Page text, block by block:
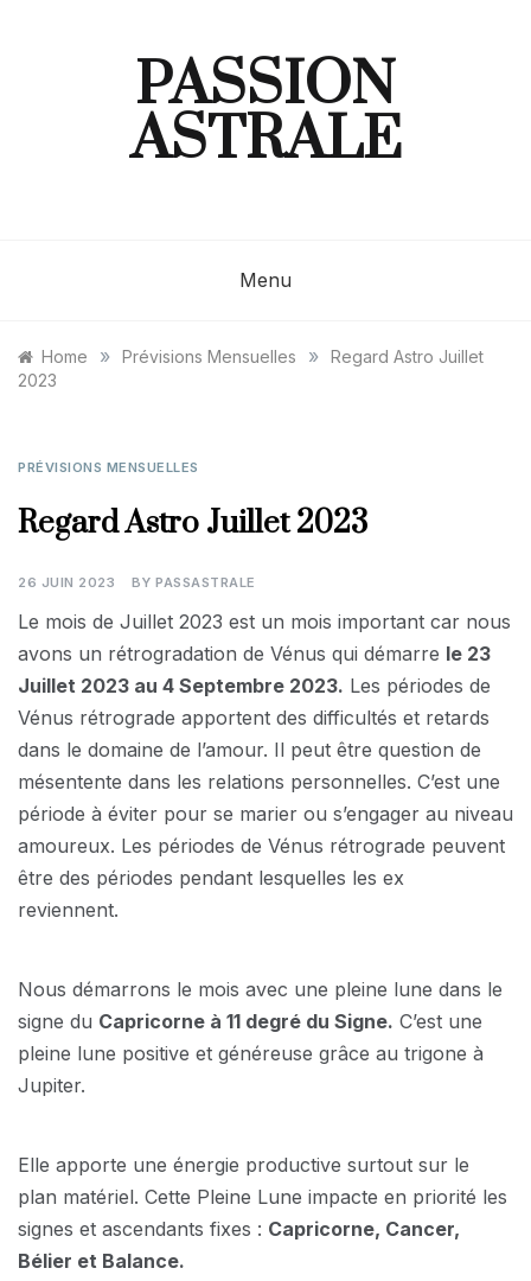
PASSION
ASTRALE
Menu
Home » Prévisions Mensuelles »
Regard Astro Juillet
2023
PRÉVISIONS MENSUELLES
Regard Astro Juillet 2023
26 JUIN 2023 BY PASSASTRALE
Le mois de Juillet 2023 est un mois important car nous
avons un rétrogradation de Vénus qui démarre le 23
Juillet 2023 au 4 Septembre 2023. Les périodes de
Vénus rétrograde apportent des difficultés et retards
dans le domaine de l’amour. Il peut être question de
mésentente dans les relations personnelles. C’est une
période à éviter pour se marier ou s’engager au niveau
amoureux. Les périodes de Vénus rétrograde peuvent
être des périodes pendant lesquelles les ex
reviennent.
Nous démarrons le mois avec une pleine lune dans le
signe du Capricorne à 11 degré du Signe. C’est une
pleine lune positive et généreuse grâce au trigone à
Jupiter.
Elle apporte une énergie productive surtout sur le
plan matériel. Cette Pleine Lune impacte en priorité les
signes et ascendants fixes : Capricorne, Cancer,
Bélier et Balance.